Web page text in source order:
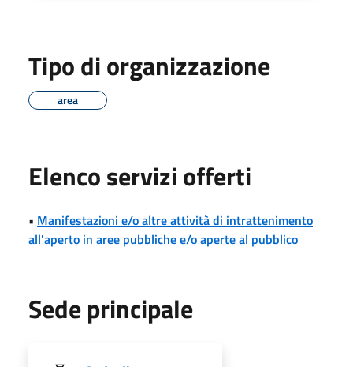
Tipo di organizzazione
area
Elenco servizi offerti
• Manifestazioni e/o altre attività di intrattenimento
all'aperto in aree pubbliche e/o aperte al pubblico
Sede principale